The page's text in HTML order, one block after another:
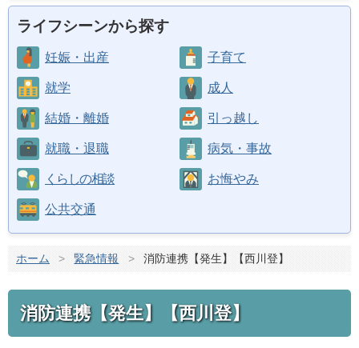
ライフシーンから探す
妊娠・出産 子育て
就学 成人
結婚・離婚 引っ越し
就職・退職 病気・事故
くらしの相談 お悔やみ
公共交通
ホーム > 緊急情報 > 消防連携【発生】【西川登】
消防連携【発生】【西川登】